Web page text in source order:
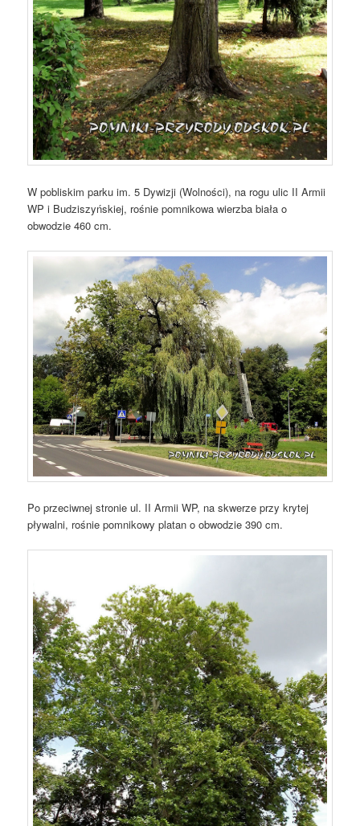
W pobliskim parku im. 5 Dywizji (Wolności), na rogu ulic II Armii
WP i Budziszyńskiej, rośnie pomnikowa wierzba biała o
obwodzie 460 cm.
Po przeciwnej stronie ul. II Armii WP, na skwerze przy krytej
pływalni, rośnie pomnikowy platan o obwodzie 390 cm.